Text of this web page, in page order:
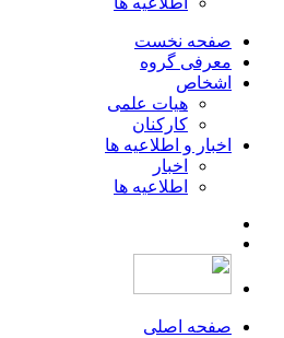
صفحه نخست
معرفی گروه
اشخاص
هیات علمی
کارکنان
اخبار و اطلاعیه ها
اخبار
اطلاعیه ها
صفحه اصلی